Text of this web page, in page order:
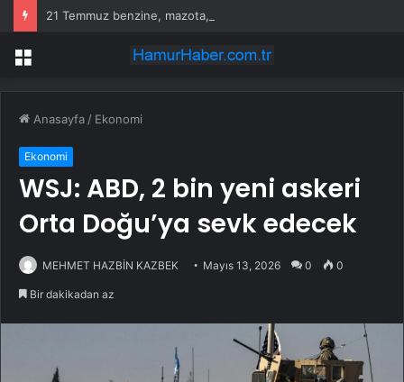
Menü
Anasayfa / Ekonomi
Ekonomi
WSJ: ABD, 2 bin yeni askeri
Orta Doğu’ya sevk edecek
MEHMET HAZBİN KAZBEK Mayıs 13, 2026 0 0
Bir dakikadan az